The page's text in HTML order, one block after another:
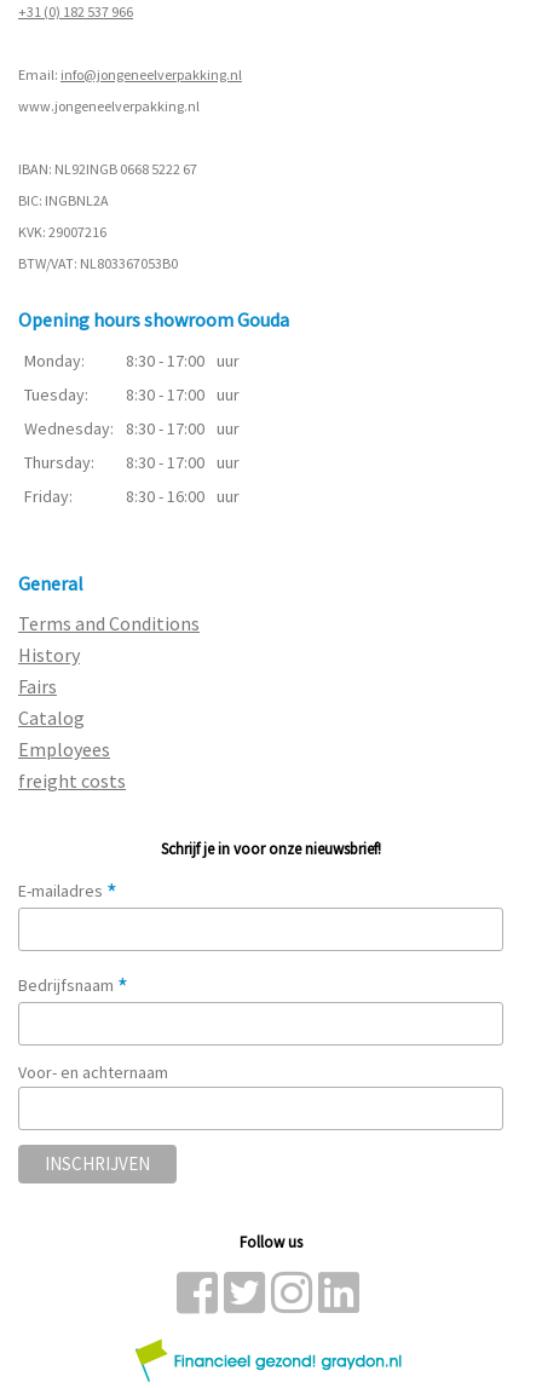
+31 (0) 182 537 966
Email: info@jongeneelverpakking.nl
www.jongeneelverpakking.nl
IBAN: NL92INGB 0668 5222 67
BIC: INGBNL2A
KVK: 29007216
BTW/VAT: NL803367053B0
Opening hours showroom Gouda
Monday: 8:30 - 17:00 uur
Tuesday:
8:30 - 17:00 uur
Wednesday:
8:30 - 17:00 uur
Thursday:
8:30 - 17:00 uur
Friday:
8:30 - 16:00 uur
General
Terms and Conditions
History
Fairs
Catalog
Employees
freight costs
Schrijf je in voor onze nieuwsbrief!
E-mailadres *
Bedrijfsnaam *
Voor- en achternaam
Follow us